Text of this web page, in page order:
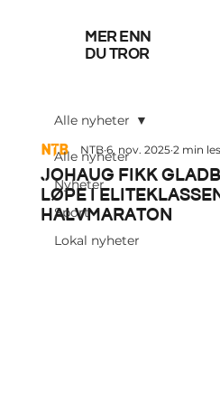
mer enn
du tror
Alle nyheter
Nyheter
Sport
Lokal nyheter
Alle nyheter
Johaug fikk
løpe i
halvmaraton
NTB 6. nov. 2025 2 min